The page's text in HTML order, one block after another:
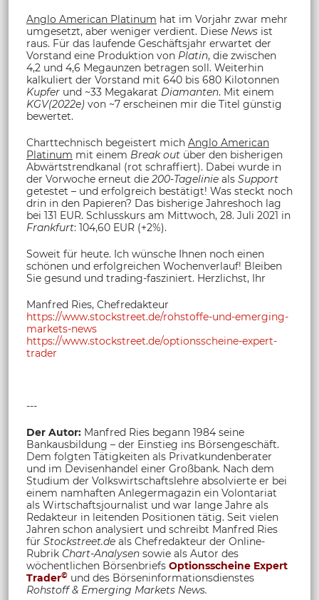
Anglo American Platinum hat im Vorjahr zwar mehr
umgesetzt, aber weniger verdient. Diese News ist
raus. Für das laufende Geschäftsjahr erwartet der
Vorstand eine Produktion von Platin, die zwischen
4,2 und 4,6 Megaunzen betragen soll. Weiterhin
kalkuliert der Vorstand mit 640 bis 680 Kilotonnen
Kupfer und ~33 Megakarat Diamanten. Mit einem
KGV(2022e) von ~7 erscheinen mir die Titel günstig
bewertet.
Charttechnisch begeistert mich Anglo American
Platinum mit einem Break out über den bisherigen
Abwärtstrendkanal (rot schraffiert). Dabei wurde in
der Vorwoche erneut die 200-Tagelinie als Support
getestet – und erfolgreich bestätigt! Was steckt noch
drin in den Papieren? Das bisherige Jahreshoch lag
bei 131 EUR. Schlusskurs am Mittwoch, 28. Juli 2021 in
Frankfurt: 104,60 EUR (+2%).
Soweit für heute. Ich wünsche Ihnen noch einen
schönen und erfolgreichen Wochenverlauf! Bleiben
Sie gesund und trading-fasziniert. Herzlichst, Ihr
Manfred Ries, Chefredakteur
https://www.stockstreet.de/rohstoffe-und-emerging-
markets-news
https://www.stockstreet.de/optionsscheine-expert-
trader
---
Der Autor: Manfred Ries begann 1984 seine
Bankausbildung – der Einstieg ins Börsengeschäft.
Dem folgten Tätigkeiten als Privatkundenberater
und im Devisenhandel einer Großbank. Nach dem
Studium der Volkswirtschaftslehre absolvierte er bei
einem namhaften Anlegermagazin ein Volontariat
als Wirtschaftsjournalist und war lange Jahre als
Redakteur in leitenden Positionen tätig. Seit vielen
Jahren schon analysiert und schreibt Manfred Ries
für Stockstreet.de als Chefredakteur der Online-
Rubrik Chart-Analysen sowie als Autor des
wöchentlichen Börsenbriefs Optionsscheine Expert
Trader© und des Börseninformationsdienstes
Rohstoff & Emerging Markets News.